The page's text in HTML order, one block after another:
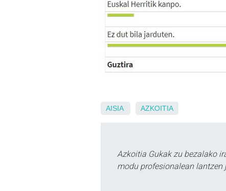
AISIA AZKOITIA
Azkoitia Gukak zu bezalako
modu profesionalean lantzen